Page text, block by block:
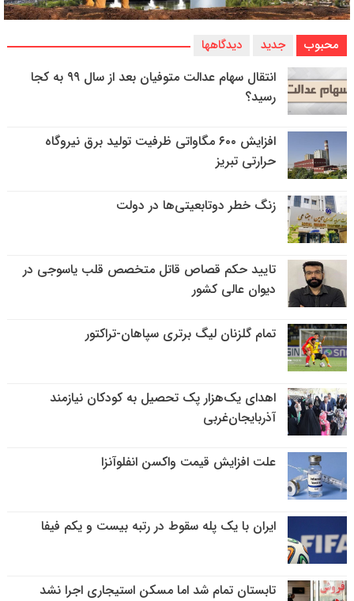
محبوب جدید دیدگاهها
انتقال سهام عدالت متوفیان بعد از سال ۹۹ به کجا
رسید؟
افزایش ۶۰۰ مگاواتی ظرفیت تولید برق نیروگاه
حرارتی تبریز
زنگ خطر دوتابعیتی‌ها در دولت
تایید حکم قصاص قاتل متخصص قلب یاسوجی در
دیوان عالی کشور
تمام گلزنان لیگ‌ برتری سپاهان-تراکتور
اهدای یک‌هزار پک تحصیل به کودکان نیازمند
آذربایجان‌غربی
علت افزایش قیمت واکسن انفلوآنزا
ایران با یک پله سقوط در رتبه بیست و یکم فیفا
تابستان تمام شد اما مسکن استیجاری اجرا نشد